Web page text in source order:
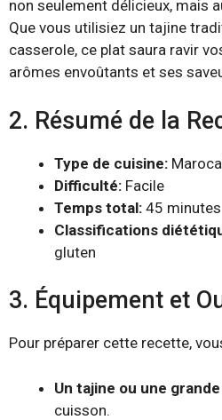
non seulement délicieux, mais
Que vous utilisiez un tajine
casserole, ce plat saura ravir
arômes envoûtants et ses
2. Résumé de la
Type de cuisine:
Difficulté: Facile
Temps total: 45 minutes
Classifications
gluten
3. Équipement et
Pour préparer cette recette,
Un tajine ou une
cuisson.